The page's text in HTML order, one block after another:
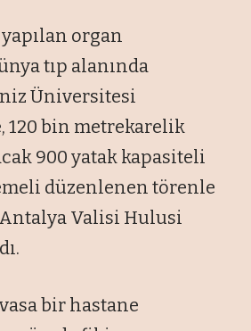
organ
tıp alanında
Üniversitesi
120 bin metrekarelik
900 yatak kapasiteli
düzenlenen törenle
Antalya Valisi Hulusi
bir hastane